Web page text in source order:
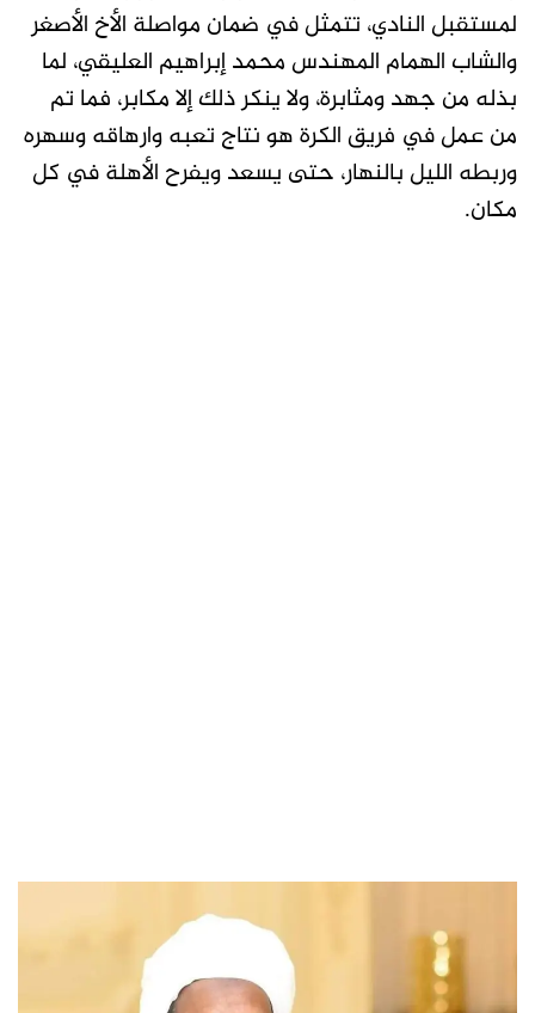
لمستقبل النادي، تتمثل في ضمان مواصلة الأخ الأصغر
والشاب الهمام المهندس محمد إبراهيم العليقي، لما
بذله من جهد ومثابرة، ولا ينكر ذلك إلا مكابر، فما تم
من عمل في فريق الكرة هو نتاج تعبه وارهاقه وسهره
وربطه الليل بالنهار، حتى يسعد ويفرح الأهلة في كل
مكان.